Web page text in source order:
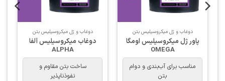
دوغاب و ژل میکروسیلیس بتن
پاور ژل میکروسیلیس اومگا
OMEGA
مناسب برای آب‌بندی و دوام
بتن
دوغاب و ژل میکروسیلیس بتن
دوغاب میکروسیلیس آلفا
ALPHA
ساخت بتن مقاوم و
نفوذناپذیر